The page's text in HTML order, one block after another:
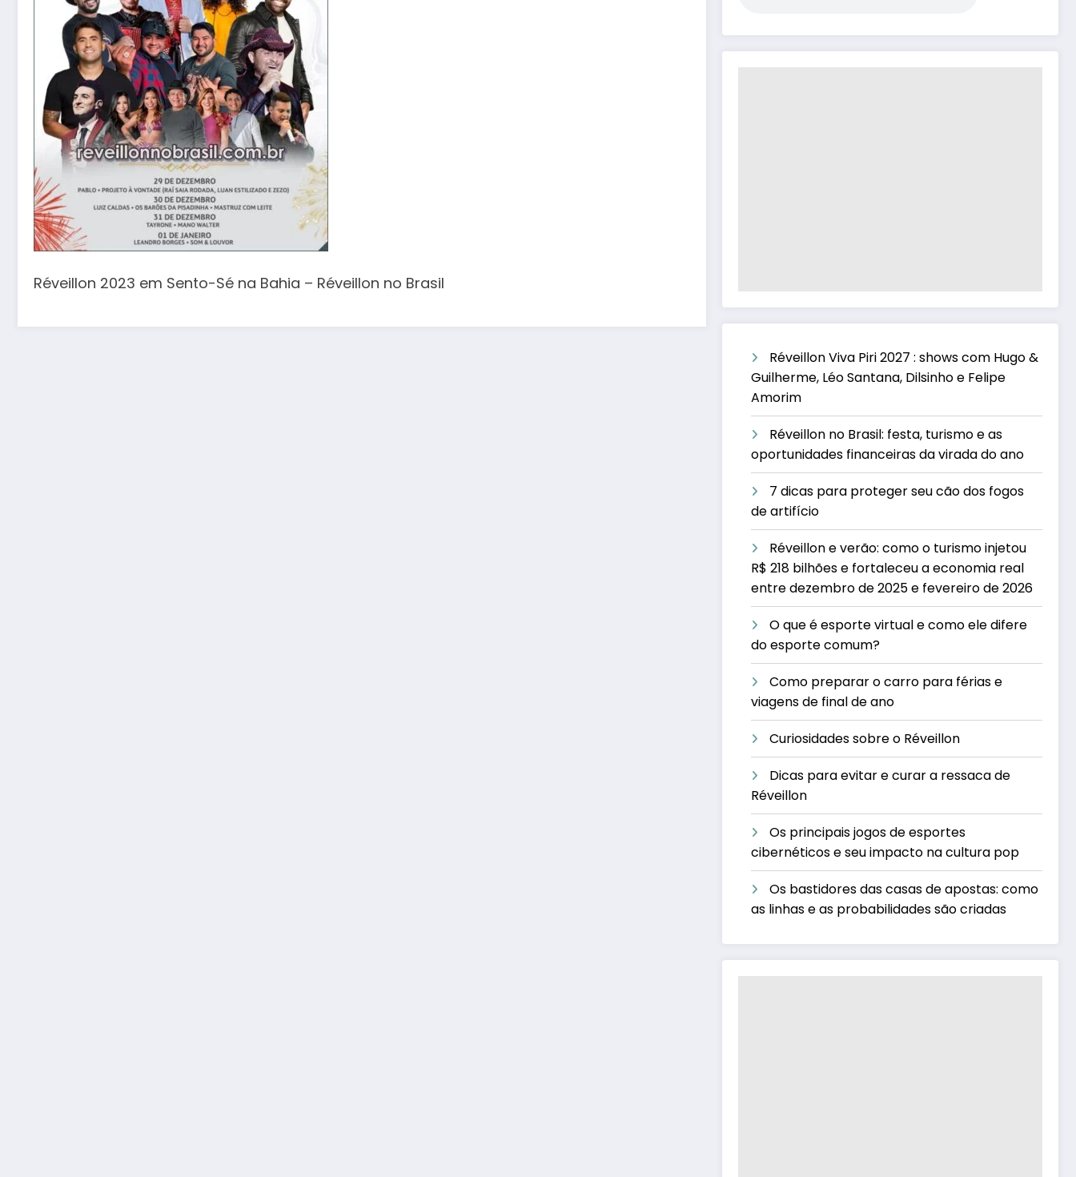
Réveillon 2023 em Sento-Sé na Bahia – Réveillon no Brasil
Réveillon Viva Piri 2027 : shows com Hugo &
Guilherme, Léo Santana, Dilsinho e Felipe
Amorim
Réveillon no Brasil: festa, turismo e as
oportunidades financeiras da virada do ano
7 dicas para proteger seu cão dos fogos
de artifício
Réveillon e verão: como o turismo injetou
R$ 218 bilhões e fortaleceu a economia real
entre dezembro de 2025 e fevereiro de 2026
O que é esporte virtual e como ele difere
do esporte comum?
Como preparar o carro para férias e
viagens de final de ano
Curiosidades sobre o Réveillon
Dicas para evitar e curar a ressaca de
Réveillon
Os principais jogos de esportes
cibernéticos e seu impacto na cultura pop
Os bastidores das casas de apostas: como
as linhas e as probabilidades são criadas